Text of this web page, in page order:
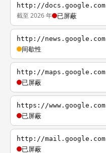
http://docs.google.com
截至 2026 年 已屏蔽
http://news.google.com
间歇性
http://maps.google.com
已屏蔽
https://www.google.com
已屏蔽
http://mail.google.com
已屏蔽